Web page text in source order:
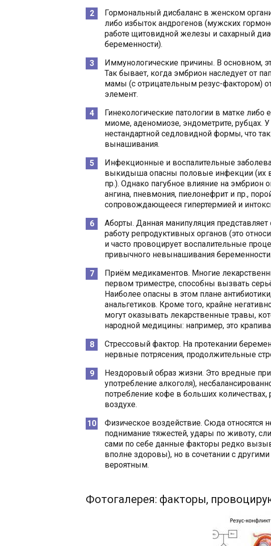
Гормональный дисбаланс в женском
либо избыток андрогенов (мужских
работе щитовидной железы и сахарный
беременности).
Иммунологические причины. В основном,
Так бывает, когда эмбрион наследует от
мамы (с отрицательным резус-фактором)
элемент.
Гинекологические патологии в матке
миоме, аденомиозе, эндометрите, рубцах.
нестандартной седловидной формы, что
вынашивания.
Инфекционные и воспалительные
выкидыша опасны половые инфекции (их
пр.). Однако пагубное влияние на эмбрион
ангина, пневмония, пиелонефрит и пр.,
сопровождающееся гипертермией и
Аборты. Данная манипуляция
работу репродуктивных органов (это
и часто провоцирует воспалительные
привычного невынашивания беременности.
Приём медикаментов. Многие
первом триместре, способны вызвать
Наиболее опасны в этом плане
анальгетиков. Кроме того, крайне
могут оказывать лекарственные травы,
народной медицины: например, это
Стрессовый фактор. На протекании
нервные потрясения, продолжительные
Нездоровый образ жизни. Это вредные
употребление алкоголя),
потребление кофе в больших
воздухе.
Физическое воздействие. Сюда относятся
поднимание тяжестей, удары по животу,
сами по себе данные факторы редко
вполне здоровы), но в сочетании с
вероятным.
Фотогалерея: факторы,